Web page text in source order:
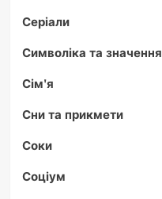
Серіали
Символіка та значення
Сім'я
Сни та прикмети
Соки
Соціум